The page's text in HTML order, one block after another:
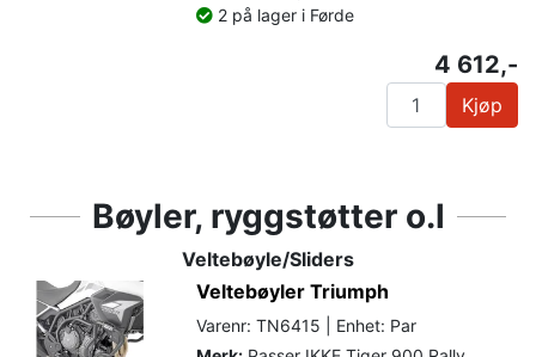
2 på lager i Førde
4 612,-
Kjøp
Bøyler, ryggstøtter o.l
Veltebøyle/Sliders
Veltebøyler Triumph
Varenr: TN6415 | Enhet: Par